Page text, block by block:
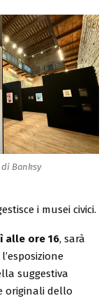
Banksy
i musei civici.
alle ore 16, sarà
suggestiva
originali dello